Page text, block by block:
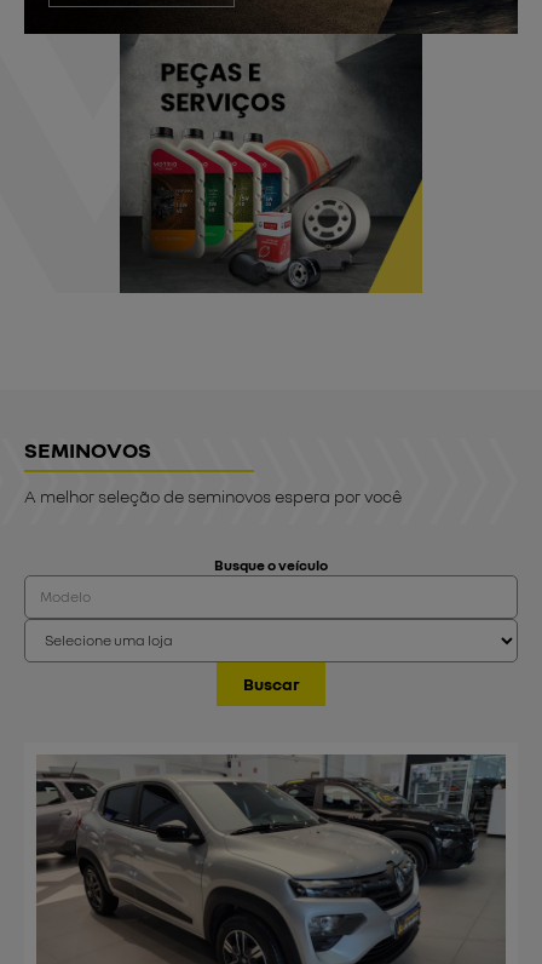
SEMINOVOS
A melhor seleção de seminovos espera por você
Busque o veículo
Buscar